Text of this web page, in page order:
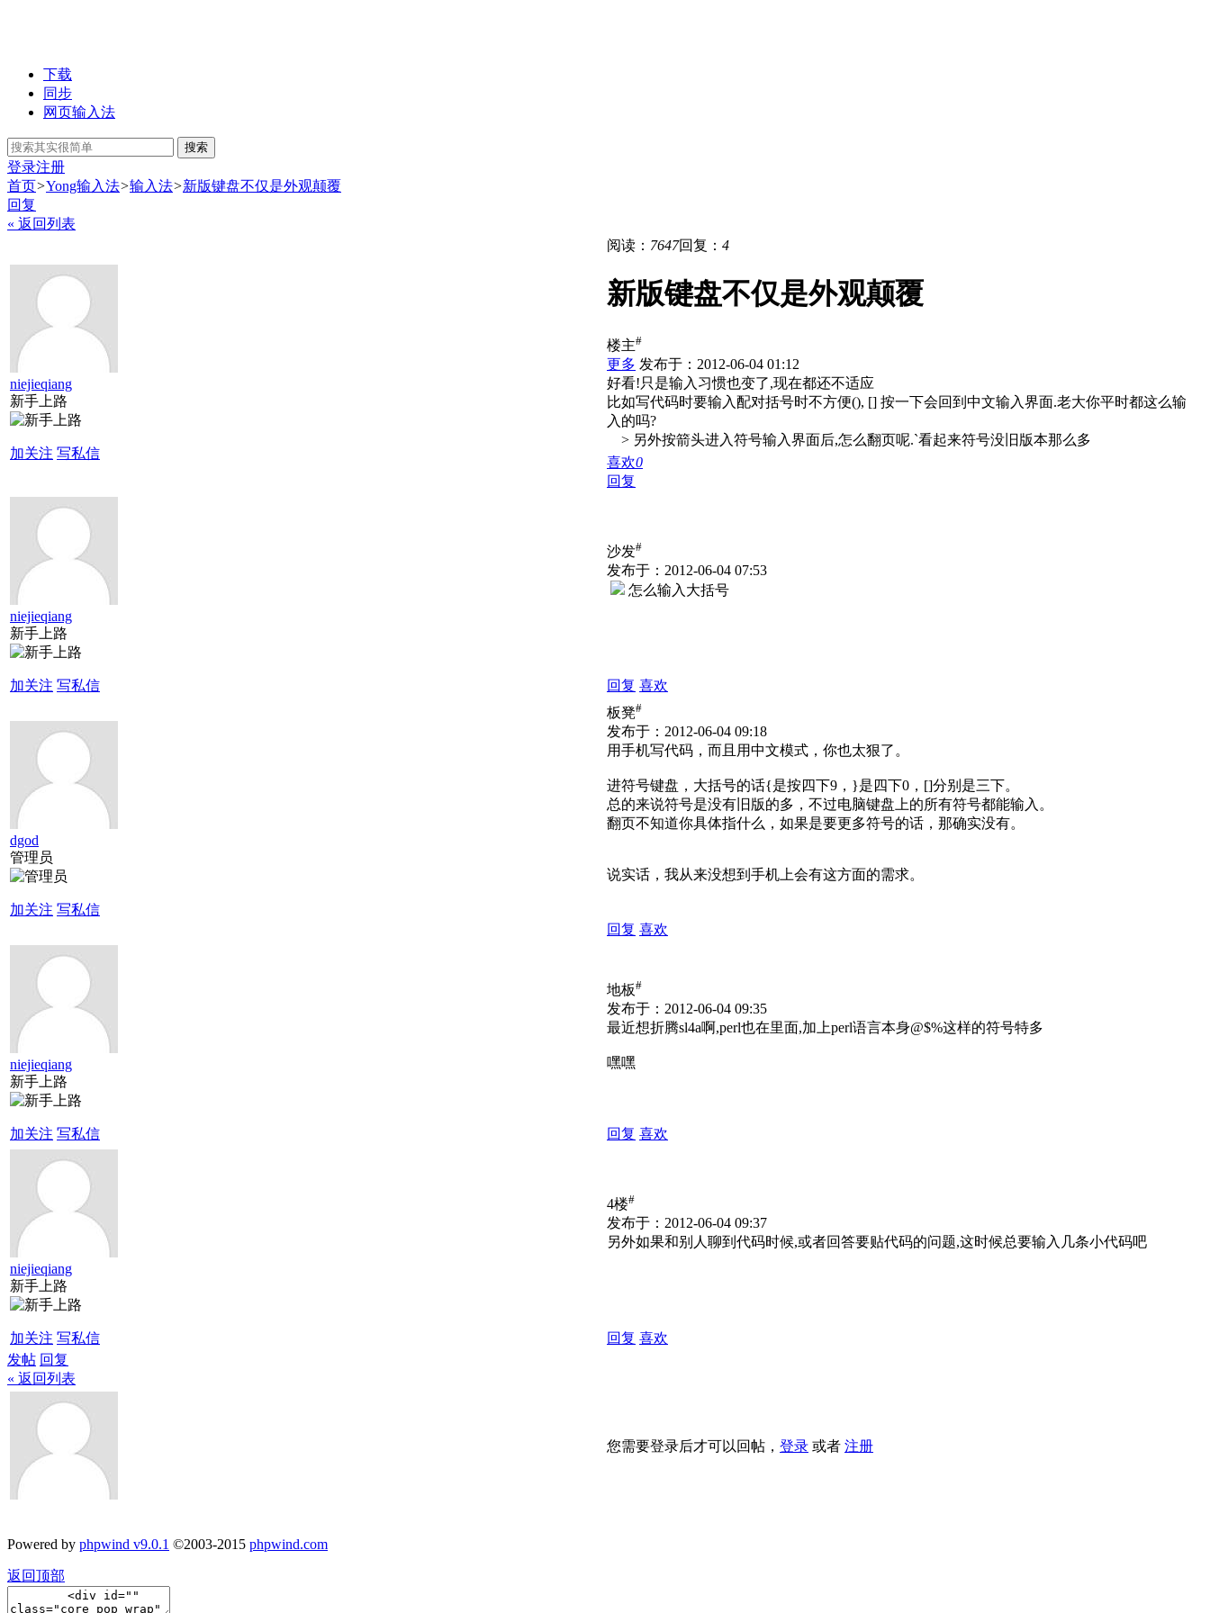
下载
同步
网页输入法
搜索
登录注册
首页>Yong输入法>输入法>新版键盘不仅是外观颠覆
回复
« 返回列表
niejieqiang
新手上路
加关注 写私信
阅读： 7647回复： 4
新版键盘不仅是外观颠覆
楼主#
更多 发布于：2012-06-04 01:12
好看!只是输入习惯也变了,现在都还不适应
比如写代码时要输入配对括号时不方便(), [] 按一下会回到中文输入界面.老大你平时都这么输
入的吗?
> 另外按箭头进入符号输入界面后,怎么翻页呢.`看起来符号没旧版本那么多
喜欢0
回复
niejieqiang
新手上路
加关注 写私信
沙发#
发布于：2012-06-04 07:53
怎么输入大括号
回复 喜欢
dgod
管理员
加关注 写私信
板凳#
发布于：2012-06-04 09:18
用手机写代码，而且用中文模式，你也太狠了。
进符号键盘，大括号的话{是按四下9，}是四下0，[]分别是三下。
总的来说符号是没有旧版的多，不过电脑键盘上的所有符号都能输入。
翻页不知道你具体指什么，如果是要更多符号的话，那确实没有。
说实话，我从来没想到手机上会有这方面的需求。
回复 喜欢
niejieqiang
新手上路
加关注 写私信
地板#
发布于：2012-06-04 09:35
最近想折腾sl4a啊,perl也在里面,加上perl语言本身@$%这样的符号特多
嘿嘿
回复 喜欢
niejieqiang
新手上路
加关注 写私信
4楼#
发布于：2012-06-04 09:37
另外如果和别人聊到代码时候,或者回答要贴代码的问题,这时候总要输入几条小代码吧
回复 喜欢
发帖 回复
« 返回列表
您需要登录后才可以回帖， 登录 或者 注册
Powered by phpwind v9.0.1 ©2003-2015 phpwind.com
返回顶部